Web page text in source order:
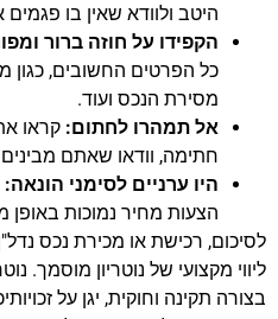
היטב ולוודא שאין בו פגמים
הקפידו על חוזה ברור
כל הפרטים החשובים, כגון
מסירת הנכס ועוד.
אל תמהרו לחתום: קראו
חתימה, וודאו שאתם
היו ערניים לסימני הונאה:
הצעות מחיר נמוכות באופן
לסיכום, רכישת או מכירת נכס
ליווי מקצועי של נוטריון מוסמך.
בצורה תקינה וחוקית, יגן על